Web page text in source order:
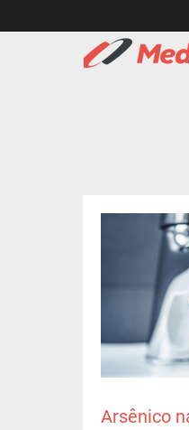
Arsênico